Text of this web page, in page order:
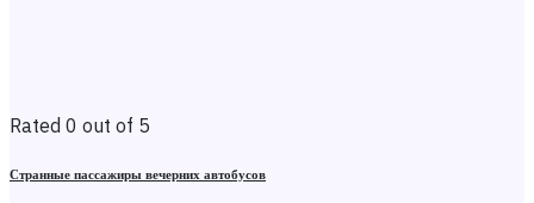
Rated 0 out of 5
Странные пассажиры вечерних автобусов